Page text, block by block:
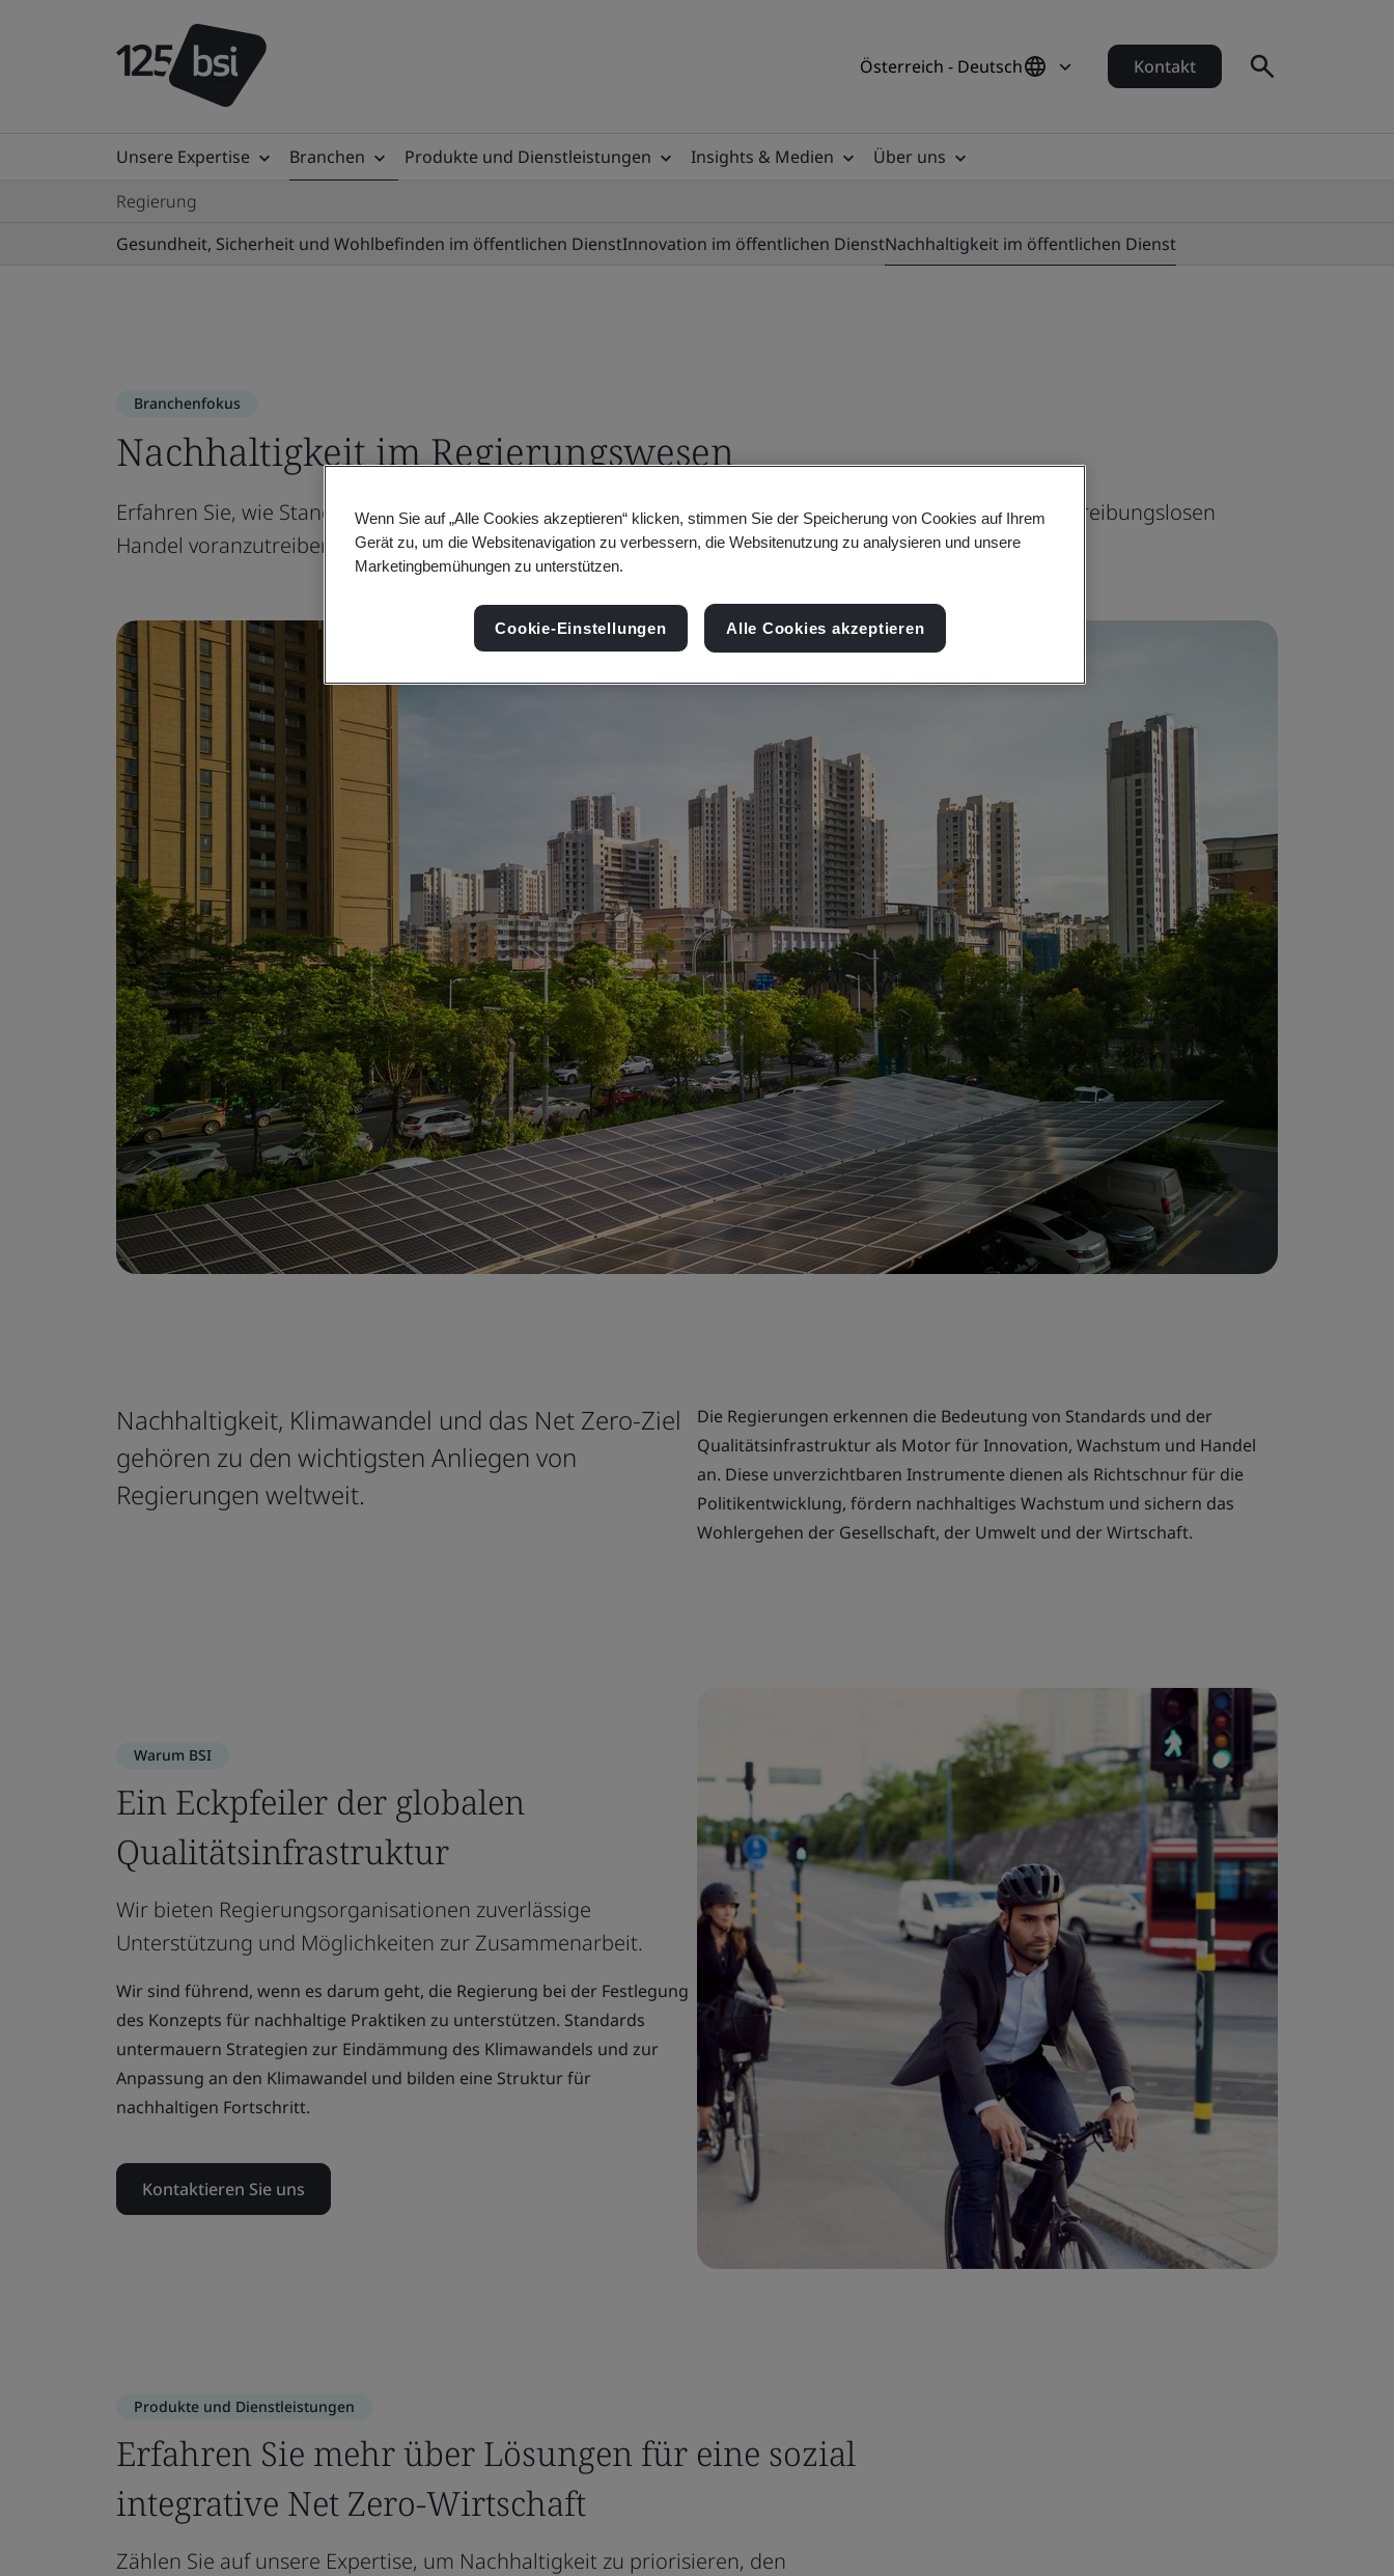
Österreich - Deutsch Kontakt
Unsere Expertise Branchen Produkte und Dienstleistungen Insights & Medien
Über uns
Regierung
Gesundheit, Sicherheit und Wohlbefinden im öffentlichen DienstInnovation im öffentlichen DienstNachhaltigkeit im öffentlichen Dienst
Branchenfokus
Nachhaltigkeit im Regierungswesen
Erfahren Sie, wie Standards die Regierung dabei unterstützen, nachhaltige Veränderungen und einen reibungslosen
Handel voranzutreiben, und so eine entscheidende Rolle für den Fortschritt spielen.
Nachhaltigkeit, Klimawandel und das Net Zero-Ziel
gehören zu den wichtigsten Anliegen von
Regierungen weltweit.
Die Regierungen erkennen die Bedeutung von Standards und der
Qualitätsinfrastruktur als Motor für Innovation, Wachstum und Handel
an. Diese unverzichtbaren Instrumente dienen als Richtschnur für die
Politikentwicklung, fördern nachhaltiges Wachstum und sichern das
Wohlergehen der Gesellschaft, der Umwelt und der Wirtschaft.
Warum BSI
Ein Eckpfeiler der globalen
Qualitätsinfrastruktur
Wir bieten Regierungsorganisationen zuverlässige
Unterstützung und Möglichkeiten zur Zusammenarbeit.
Wir sind führend, wenn es darum geht, die Regierung bei der Festlegung
des Konzepts für nachhaltige Praktiken zu unterstützen. Standards
untermauern Strategien zur Eindämmung des Klimawandels und zur
Anpassung an den Klimawandel und bilden eine Struktur für
nachhaltigen Fortschritt.
Kontaktieren Sie uns
Produkte und Dienstleistungen
Erfahren Sie mehr über Lösungen für eine sozial
integrative Net Zero-Wirtschaft
Zählen Sie auf unsere Expertise, um Nachhaltigkeit zu priorisieren, den
Wenn Sie auf „Alle Cookies akzeptieren“ klicken, stimmen Sie der Speicherung von Cookies auf Ihrem
Gerät zu, um die Websitenavigation zu verbessern, die Websitenutzung zu analysieren und unsere
Marketingbemühungen zu unterstützen.
Cookie-Einstellungen Alle Cookies akzeptieren